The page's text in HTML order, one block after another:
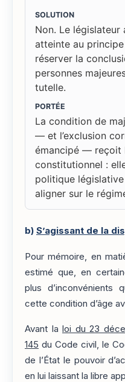
SOLUTION
Non. Le
atteinte au
réserver la
personnes
tutelle.
PORTÉE
La condition de
— et l’exclusion
émancipé — reçoit
constitutionnel :
politique législative
aligner sur le
b) S’agissant de la
Pour mémoire, en
estimé que, en
plus d’inconvénients
cette condition d’âge
Avant la loi du 23
145 du Code civil, le
de l’État le pouvoir
en lui laissant la libre